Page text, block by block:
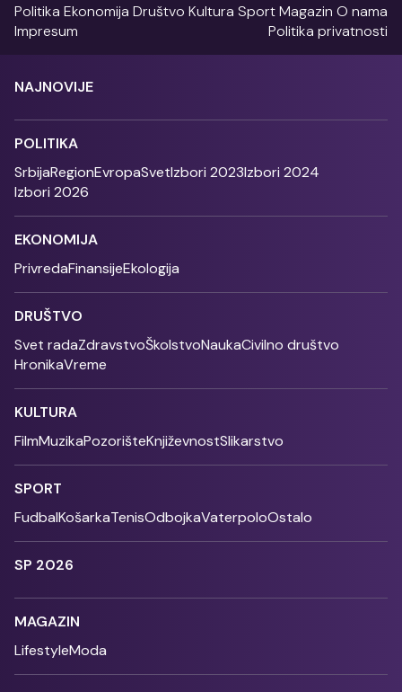
Politika Ekonomija Društvo Kultura SportMagazin O nama
Impresum
Politika privatnosti
NAJNOVIJE
POLITIKA
SrbijaRegionEvropaSvetIzbori 2023Izbori 2024
Izbori 2026
EKONOMIJA
PrivredaFinansijeEkologija
DRUŠTVO
Svet radaZdravstvoŠkolstvoNaukaCivilno društvo
HronikaVreme
KULTURA
FilmMuzikaPozorišteKnjiževnostSlikarstvo
SPORT
FudbalKošarkaTenisOdbojkaVaterpoloOstalo
SP 2026
MAGAZIN
LifestyleModa